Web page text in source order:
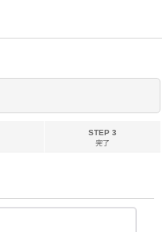
STEP 3
完了